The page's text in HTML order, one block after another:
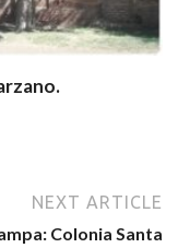
NEXT ARTICLE
Colonia Santa